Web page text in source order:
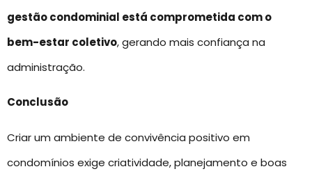
gestão condominial está comprometida com o
bem-estar coletivo, gerando mais confiança na
administração.
Conclusão
Criar um ambiente de convivência positivo em
condomínios exige criatividade, planejamento e boas